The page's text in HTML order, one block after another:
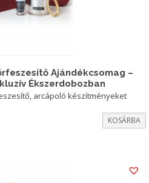
Ajándékcsomag –
Ékszerdobozban
arcápoló készítményeket
KOSÁRBA